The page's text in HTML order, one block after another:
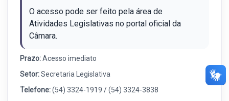
O acesso pode ser feito pela área de
Atividades Legislativas no portal oficial da
Câmara.
Prazo:Acesso imediato
Setor:Secretaria Legislativa
Telefone:(54) 3324-1919 / (54) 3324-3838